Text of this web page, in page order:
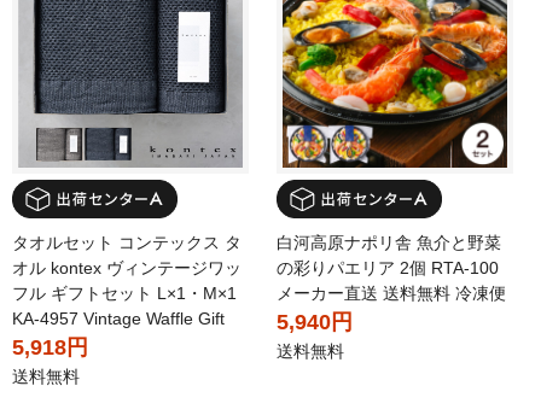
タオルセット コンテックス タ
オル kontex ヴィンテージワッ
フル ギフトセット L×1・M×1
KA-4957 Vintage Waffle Gift
5,918円
送料無料
白河高原ナポリ舎 魚介と野菜
の彩りパエリア 2個 RTA-100
メーカー直送 送料無料 冷凍便
5,940円
送料無料